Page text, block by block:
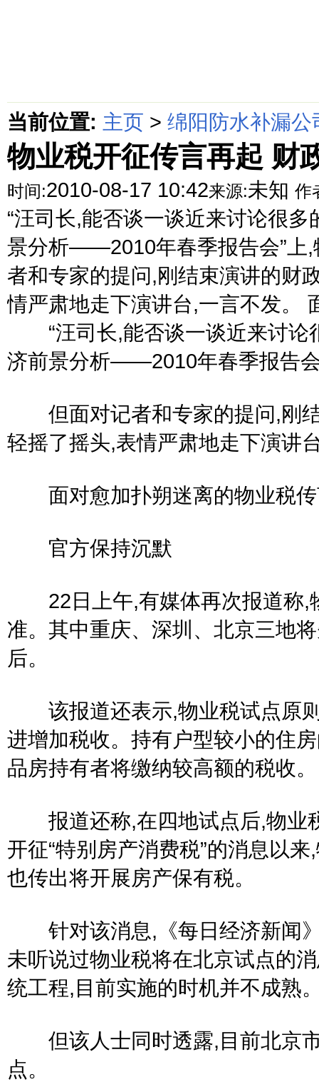
当前位置: 主页 > 绵阳防水补漏公
物业税开征传言再起 财
时间:2010-08-17 10:42来源:未知 作
“汪司长,能否谈一谈近来讨论很
景分析——2010年春季报告会”上,
者和专家的提问,刚结束演讲的财
情严肃地走下演讲台,一言不发。
“汪司长,能否谈一谈近来讨论
济前景分析——2010年春季报告
但面对记者和专家的提问,刚结
轻摇了摇头,表情严肃地走下演讲
面对愈加扑朔迷离的物业税传
官方保持沉默
22日上午,有媒体再次报道称,
准。其中重庆、深圳、北京三地
后。
该报道还表示,物业税试点原则
进增加税收。持有户型较小的住
品房持有者将缴纳较高额的税收。
报道还称,在四地试点后,物业
开征“特别房产消费税”的消息以
也传出将开展房产保有税。
针对该消息,《每日经济新闻》
未听说过物业税将在北京试点的
统工程,目前实施的时机并不成熟
但该人士同时透露,目前北京市
点。